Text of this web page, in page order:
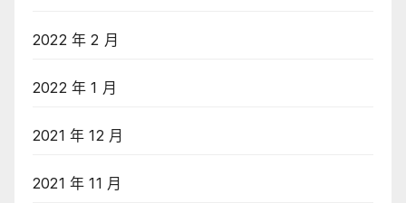
2022 年 2 月
2022 年 1 月
2021 年 12 月
2021 年 11 月